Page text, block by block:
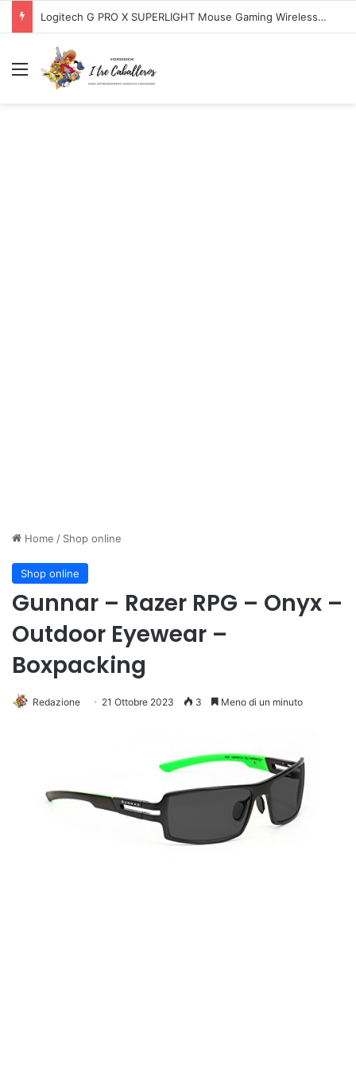
Logitech G PRO X SUPERLIGHT Mouse Gaming Wireless + Logitech G PRO X Cuffia Gaming Cablata
Menu
Home / Shop online
Shop online
Gunnar – Razer RPG – Onyx –
Outdoor Eyewear –
Boxpacking
Redazione 21 Ottobre 2023 3 Meno di un minuto